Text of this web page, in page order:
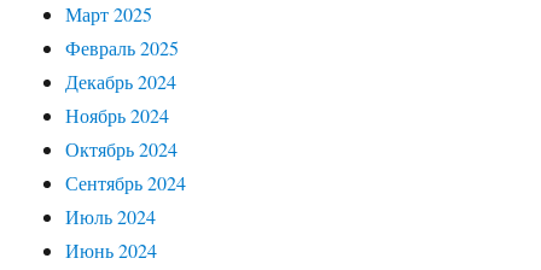
Март 2025
Февраль 2025
Декабрь 2024
Ноябрь 2024
Октябрь 2024
Сентябрь 2024
Июль 2024
Июнь 2024